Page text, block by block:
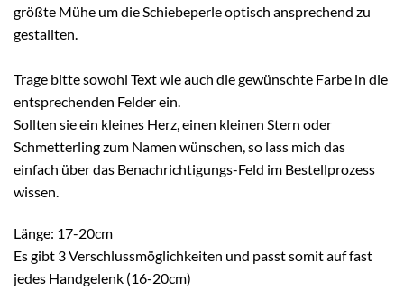
größte Mühe um die Schiebeperle optisch ansprechend zu
gestallten.
Trage bitte sowohl Text wie auch die gewünschte Farbe in die
entsprechenden Felder ein.
Sollten sie ein kleines Herz, einen kleinen Stern oder
Schmetterling zum Namen wünschen, so lass mich das
einfach über das Benachrichtigungs-Feld im Bestellprozess
wissen.
Länge: 17-20cm
Es gibt 3 Verschlussmöglichkeiten und passt somit auf fast
jedes Handgelenk (16-20cm)